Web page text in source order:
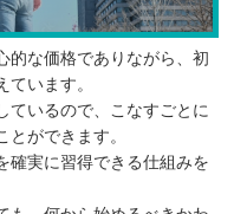
的な価格でありながら、初
います。
ているので、こなすごとに
ができます。
確実に習得できる仕組みを